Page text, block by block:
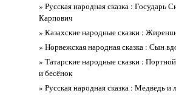
» Русская народная сказка : Государь
Карпович
» Казахские народные сказки :
» Норвежская народная сказка : Сын
» Татарские народные сказки :
и бесёнок
» Русская народная сказка : Медведь и